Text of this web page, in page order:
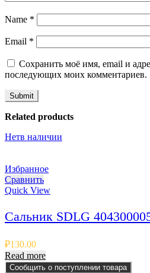
Name *
Email *
Сохранить моё имя, email и
последующих моих комментариев.
Related products
Нетв наличии
Избранное
Сравнить
Quick View
Сальник SDLG
₽130.00
Read more
Сообщить о поступлении товара